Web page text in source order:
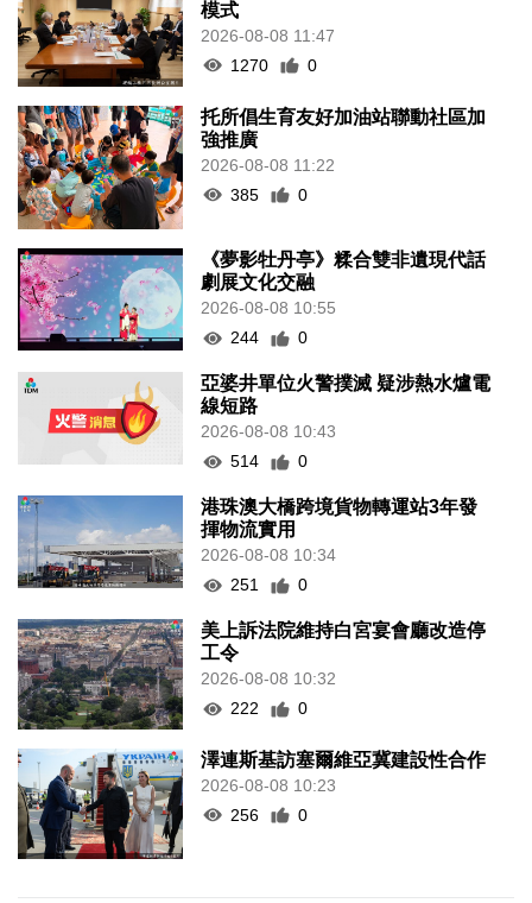
模式
2026-08-08 11:47
1270
0
托所倡生育友好加油站聯動社區加
強推廣
2026-08-08 11:22
385
0
《夢影牡丹亭》糅合雙非遺現代話
劇展文化交融
2026-08-08 10:55
244
0
亞婆井單位火警撲滅 疑涉熱水爐電
線短路
2026-08-08 10:43
514
0
港珠澳大橋跨境貨物轉運站3年發
揮物流實用
2026-08-08 10:34
251
0
美上訴法院維持白宮宴會廳改造停
工令
2026-08-08 10:32
222
0
澤連斯基訪塞爾維亞冀建設性合作
2026-08-08 10:23
256
0